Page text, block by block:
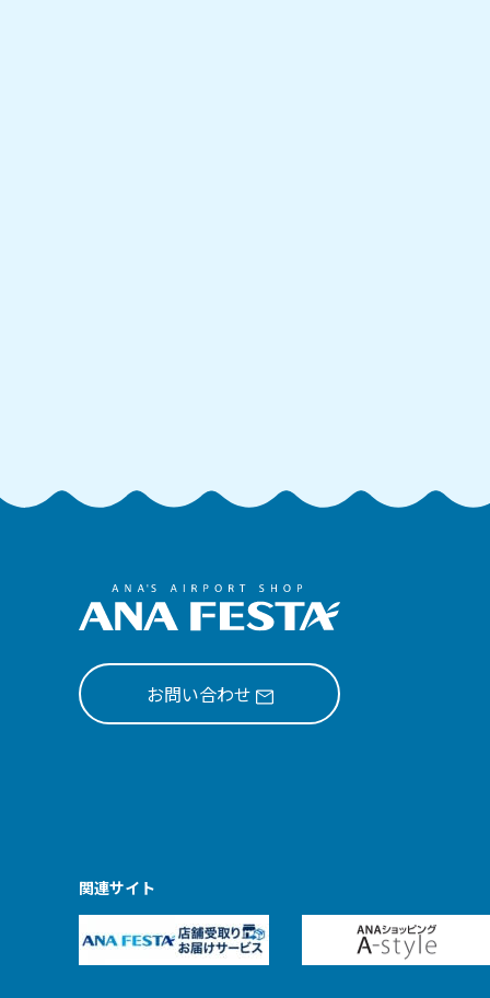
お問い合わせ
関連サイト